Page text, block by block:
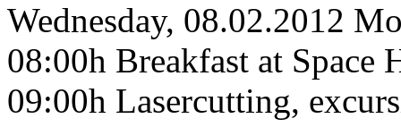
Wednesday, 08.02.2012
08:00h Breakfast at Space
09:00h Lasercutting,